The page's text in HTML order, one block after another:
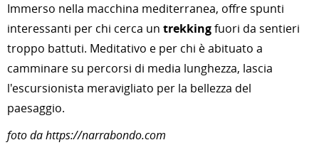
Immerso nella macchina mediterranea, offre spunti
interessanti per chi cerca un trekkingfuori da sentieri
troppo battuti. Meditativo e per chi è abituato a
camminare su percorsi di media lunghezza, lascia
l'escursionista meravigliato per la bellezza del
paesaggio.
foto da https://narrabondo.com